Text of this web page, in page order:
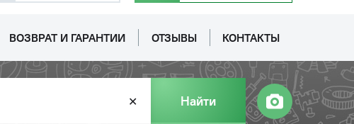
ВОЗВРАТ И ГАРАНТИИ ОТЗЫВЫ КОНТАКТЫ
✕ Найти